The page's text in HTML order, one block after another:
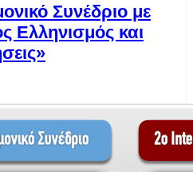
Συνέδριο με
Ελληνισμός και